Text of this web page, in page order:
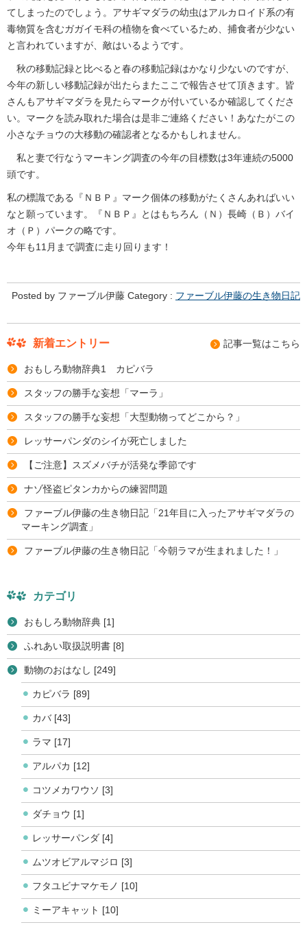
てしまったのでしょう。アサギマダラの幼虫はアルカロイド系の有
毒物質を含むガガイモ科の植物を食べているため、捕食者が少ない
と言われていますが、敵はいるようです。
秋の移動記録と比べると春の移動記録はかなり少ないのですが、
今年の新しい移動記録が出たらまたここで報告させて頂きます。皆
さんもアサギマダラを見たらマークが付いているか確認してくださ
い。マークを読み取れた場合は是非ご連絡ください！あなたがこの
小さなチョウの大移動の確認者となるかもしれません。
私と妻で行なうマーキング調査の今年の目標数は3年連続の5000
頭です。
私の標識である『ＮＢＰ』マーク個体の移動がたくさんあればいい
なと願っています。『ＮＢＰ』とはもちろん（Ｎ）長崎（Ｂ）バイ
オ（Ｐ）パークの略です。
今年も11月まで調査に走り回ります！
Posted by ファーブル伊藤 Category : ファーブル伊藤の生き物日記
新着エントリー 記事⼀覧はこちら
おもしろ動物辞典1 カピバラ
スタッフの勝手な妄想「マーラ」
スタッフの勝手な妄想「大型動物ってどこから？」
レッサーパンダのシイが死亡しました
【ご注意】スズメバチが活発な季節です
ナゾ怪盗ピタンカからの練習問題
ファーブル伊藤の生き物日記「21年目に入ったアサギマダラの
マーキング調査」
ファーブル伊藤の生き物日記「今朝ラマが生まれました！」
カテゴリ
おもしろ動物辞典 [1]
ふれあい取扱説明書 [8]
動物のおはなし [249]
カピバラ [89]
カバ [43]
ラマ [17]
アルパカ [12]
コツメカワウソ [3]
ダチョウ [1]
レッサーパンダ [4]
ムツオビアルマジロ [3]
フタユビナマケモノ [10]
ミーアキャット [10]